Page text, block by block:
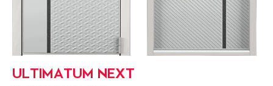
ULTIMATUM NEXT